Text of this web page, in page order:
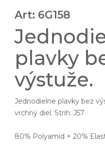
Art: 6G158
plavky
výstuže.
Jednodielne plavky bez
vrchný diel. Strih: J57
80% Polyamid + 20%